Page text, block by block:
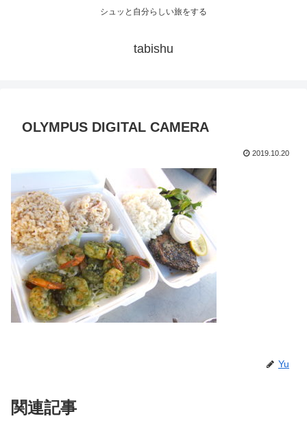
シュッと自分らしい旅をする
tabishu
OLYMPUS DIGITAL CAMERA
2019.10.20
Yu
関連記事